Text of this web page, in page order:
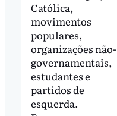
Católica,
movimentos
populares,
organizações não-
governamentais,
estudantes e
partidos de
esquerda.